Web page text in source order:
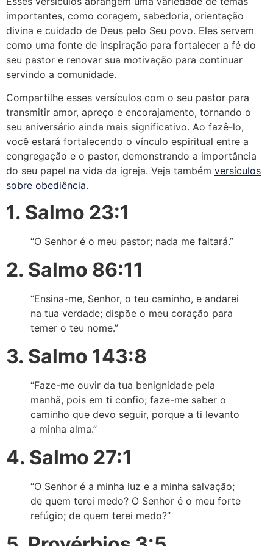
importantes, como coragem, sabedoria, orientação
divina e cuidado de Deus pelo Seu povo. Eles servem
como uma fonte de inspiração para fortalecer a fé do
seu pastor e renovar sua motivação para continuar
servindo a comunidade.
Compartilhe esses versículos com o seu pastor para
transmitir amor, apreço e encorajamento, tornando o
seu aniversário ainda mais significativo. Ao fazê-lo,
você estará fortalecendo o vínculo espiritual entre a
congregação e o pastor, demonstrando a importância
do seu papel na vida da igreja. Veja também versículos
sobre obediência.
1. Salmo 23:1
“O Senhor é o meu pastor; nada me faltará.”
2. Salmo 86:11
“Ensina-me, Senhor, o teu caminho, e andarei
na tua verdade; dispõe o meu coração para
temer o teu nome.”
3. Salmo 143:8
“Faze-me ouvir da tua benignidade pela
manhã, pois em ti confio; faze-me saber o
caminho que devo seguir, porque a ti levanto
a minha alma.”
4. Salmo 27:1
“O Senhor é a minha luz e a minha salvação;
de quem terei medo? O Senhor é o meu forte
refúgio; de quem terei medo?”